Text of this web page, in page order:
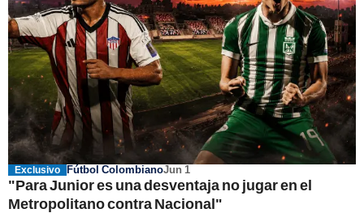
Exclusivo Fútbol ColombianoJun 1
"Para Junior es una desventaja no jugar en el
Metropolitano contra Nacional"